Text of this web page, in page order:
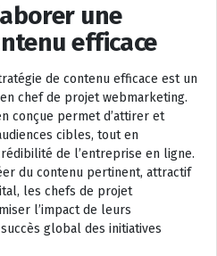
une
efficace
de contenu efficace est un
chef de projet webmarketing.
conçue permet d’attirer et
cibles, tout en
de l’entreprise en ligne.
du contenu pertinent, attractif
les chefs de projet
l’impact de leurs
global des initiatives